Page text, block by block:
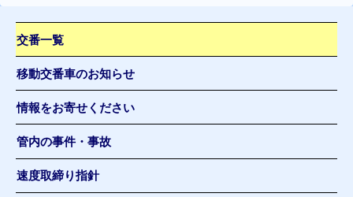
交番一覧
移動交番車のお知らせ
情報をお寄せください
管内の事件・事故
速度取締り指針